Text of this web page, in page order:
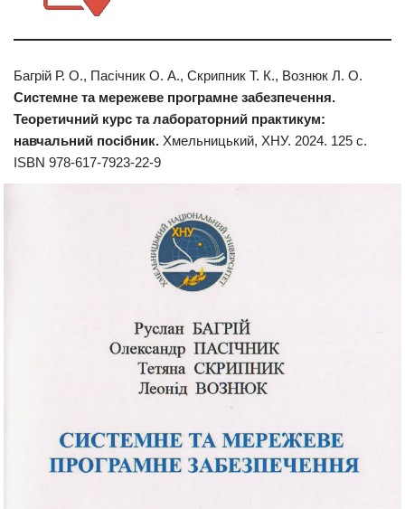
Багрій Р. О., Пасічник О. А., Скрипник Т. К., Вознюк Л. О.
Системне та мережеве програмне забезпечення.
Теоретичний курс та лабораторний практикум:
навчальний посібник. Хмельницький, ХНУ. 2024. 125 с.
ISBN 978-617-7923-22-9